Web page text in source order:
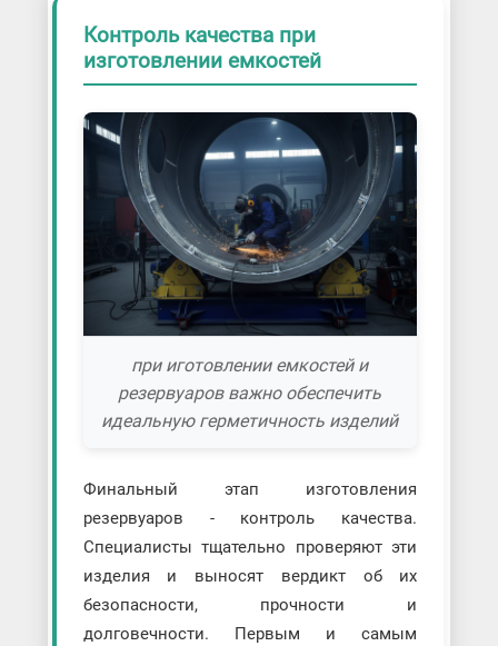
Контроль качества при
изготовлении емкостей
при иготовлении емкостей и
резервуаров важно обеспечить
идеальную герметичность изделий
Финальный этап изготовления
резервуаров - контроль качества.
Специалисты тщательно проверяют эти
изделия и выносят вердикт об их
безопасности, прочности и
долговечности. Первым и самым